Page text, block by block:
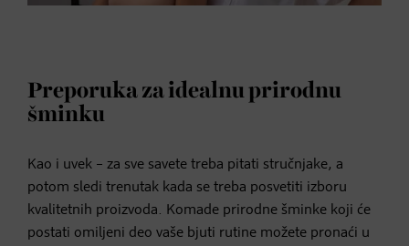
Preporuka za idealnu prirodnu
šminku
Kao i uvek – za sve savete treba pitati stručnjake, a
potom sledi trenutak kada se treba posvetiti izboru
kvalitetnih proizvoda. Komade prirodne šminke koji će
postati omiljeni deo vaše bjuti rutine možete pronaći u